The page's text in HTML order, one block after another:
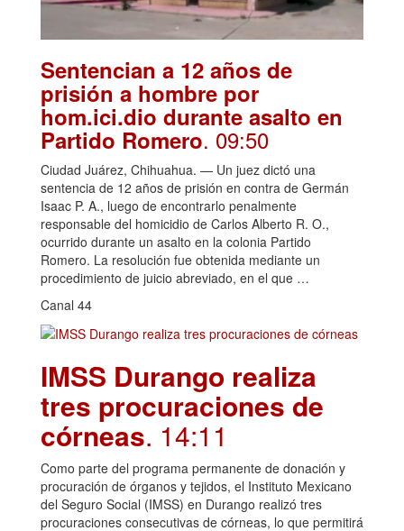
Sentencian a 12 años de
prisión a hombre por
hom.ici.dio durante asalto en
Partido Romero. 09:50
Ciudad Juárez, Chihuahua. — Un juez dictó una
sentencia de 12 años de prisión en contra de Germán
Isaac P. A., luego de encontrarlo penalmente
responsable del homicidio de Carlos Alberto R. O.,
ocurrido durante un asalto en la colonia Partido
Romero. La resolución fue obtenida mediante un
procedimiento de juicio abreviado, en el que …
Canal 44
IMSS Durango realiza
tres procuraciones de
córneas. 14:11
Como parte del programa permanente de donación y
procuración de órganos y tejidos, el Instituto Mexicano
del Seguro Social (IMSS) en Durango realizó tres
procuraciones consecutivas de córneas, lo que permitirá